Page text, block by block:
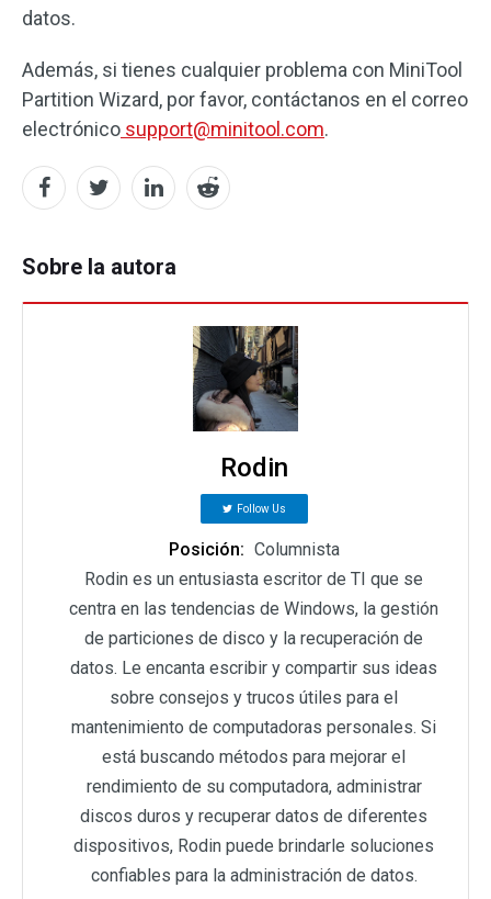
datos.
Además, si tienes cualquier problema con MiniTool
Partition Wizard, por favor, contáctanos en el correo
electrónico support@minitool.com.
Sobre la autora
Rodin
Follow Us
Posición: Columnista
Rodin es un entusiasta escritor de TI que se
centra en las tendencias de Windows, la gestión
de particiones de disco y la recuperación de
datos. Le encanta escribir y compartir sus ideas
sobre consejos y trucos útiles para el
mantenimiento de computadoras personales. Si
está buscando métodos para mejorar el
rendimiento de su computadora, administrar
discos duros y recuperar datos de diferentes
dispositivos, Rodin puede brindarle soluciones
confiables para la administración de datos.